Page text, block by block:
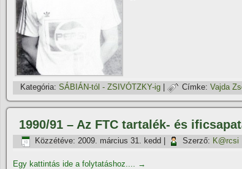
Kategória: SÁBIÁN-tól - ZSIVÓTZKY-ig Címke: Vajda
1990/91 – Az FTC tartalék- és
Közzétéve: 2009. március 31. kedd Szerző: K@rcsi
Egy kattintás ide a folytatáshoz.... →